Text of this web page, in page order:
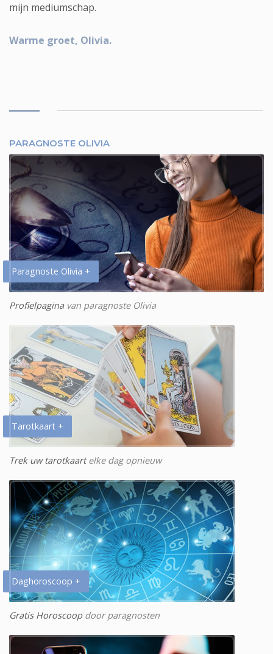
mijn mediumschap.
Warme groet, Olivia.
PARAGNOSTE OLIVIA
Paragnoste Olivia +
Profielpaginavan paragnoste Olivia
Tarotkaart +
Trek uw tarotkaartelke dag opnieuw
Daghoroscoop +
Gratis Horoscoopdoor paragnosten